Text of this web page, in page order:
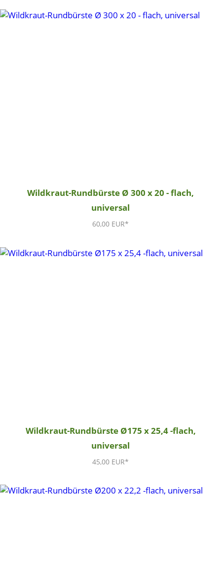
Wildkraut-Rundbürste Ø 300 x 20 - flach,
universal
60,00 EUR*
Wildkraut-Rundbürste Ø175 x 25,4 -flach,
universal
45,00 EUR*